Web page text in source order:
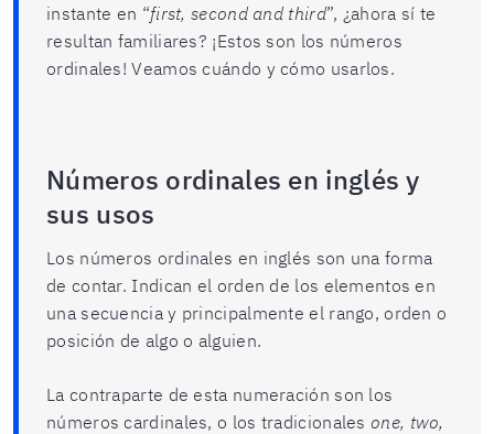
instante en “first, second and third”, ¿ahora sí te
resultan familiares? ¡Estos son los números
ordinales! Veamos cuándo y cómo usarlos.
Números ordinales en inglés y
sus usos
Los números ordinales en inglés son una forma
de contar. Indican el orden de los elementos en
una secuencia y principalmente el rango, orden o
posición de algo o alguien.
La contraparte de esta numeración son los
números cardinales, o los tradicionales one, two,